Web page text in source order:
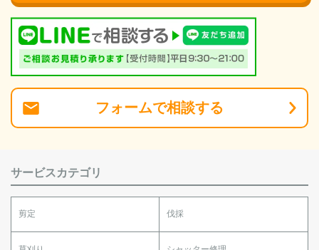
フォームで相談する
サービスカテゴリ
剪定 伐採